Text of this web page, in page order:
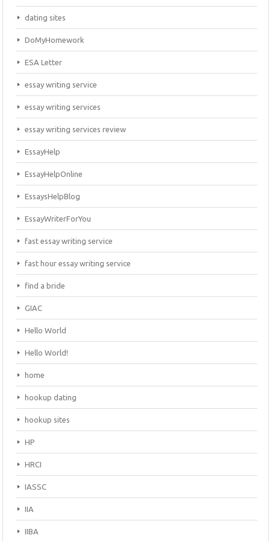
dating sites
DoMyHomework
ESA Letter
essay writing service
essay writing services
essay writing services review
EssayHelp
EssayHelpOnline
EssaysHelpBlog
EssayWriterForYou
fast essay writing service
fast hour essay writing service
find a bride
GIAC
Hello World
Hello World!
home
hookup dating
hookup sites
HP
HRCI
IASSC
IIA
IIBA